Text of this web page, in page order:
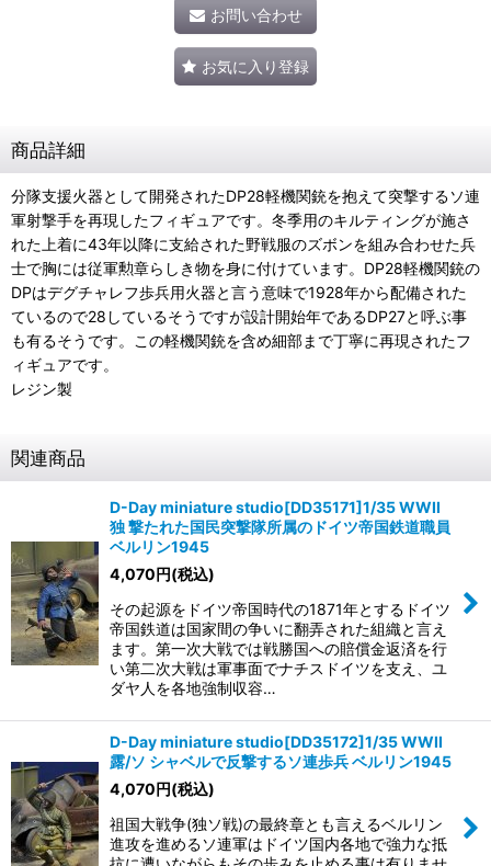
お問い合わせ
お気に入り登録
商品詳細
分隊支援火器として開発されたDP28軽機関銃を抱えて突撃するソ連
軍射撃手を再現したフィギュアです。冬季用のキルティングが施さ
れた上着に43年以降に支給された野戦服のズボンを組み合わせた兵
士で胸には従軍勲章らしき物を身に付けています。DP28軽機関銃の
DPはデグチャレフ歩兵用火器と言う意味で1928年から配備された
ているので28しているそうですが設計開始年であるDP27と呼ぶ事
も有るそうです。この軽機関銃を含め細部まで丁寧に再現されたフ
ィギュアです。
レジン製
関連商品
D-Day miniature studio[DD35171]1/35 WWII
独 撃たれた国民突撃隊所属のドイツ帝国鉄道職員
ベルリン1945
4,070円(税込)
その起源をドイツ帝国時代の1871年とするドイツ
帝国鉄道は国家間の争いに翻弄された組織と言え
ます。第一次大戦では戦勝国への賠償金返済を行
い第二次大戦は軍事面でナチスドイツを支え、ユ
ダヤ人を各地強制収容…
D-Day miniature studio[DD35172]1/35 WWII
露/ソ シャベルで反撃するソ連歩兵 ベルリン1945
4,070円(税込)
祖国大戦争(独ソ戦)の最終章とも言えるベルリン
進攻を進めるソ連軍はドイツ国内各地で強力な抵